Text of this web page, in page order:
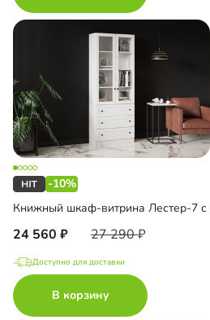
-10%
Книжный шкаф-витрина Лестер-7
24 560 27 290
Доступно для доставки
В корзину